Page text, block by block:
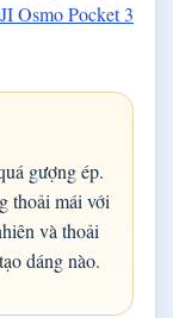
Osmo Pocket 3
gượng ép.
thoải mái với
và thoải
dáng nào.